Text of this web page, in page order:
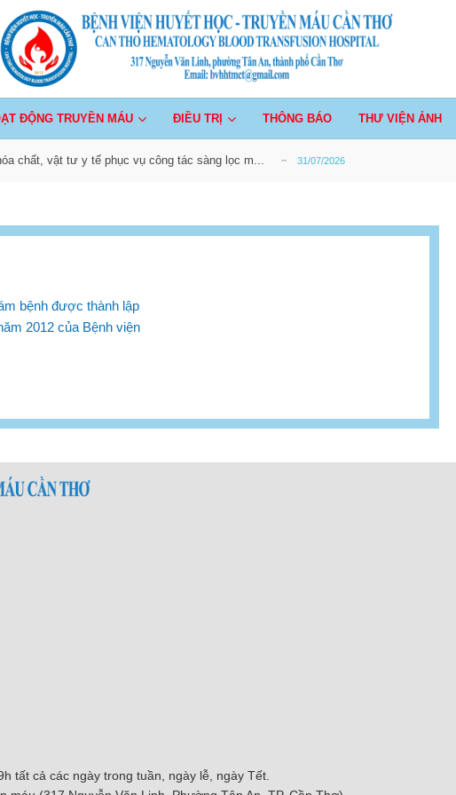
Thơ
ĐỘNG TRUYỀN MÁU ĐIỀU TRỊ THÔNG BÁO THƯ VIỆN ẢNH
chất, vật tư y tế phục vụ công tác sàng lọc m... 31/07/2026
30/07/2026
giá kế hoạch lựa chọn nhà thầu Cung cấp lắ...
chất, vật tư y tế phục vụ công tác sàng lọc m... 31/07/2026
giá kế hoạch lựa chọn nhà thầu Cung cấp lắ...
chất, vật tư y tế, trang thiết bị y tế bổ sun...
giá kế hoạch lựa chọn nhà thầu...
bệnh được thành lập
2012 của Bệnh viện
tất cả các ngày trong tuần, ngày lễ, ngày Tết.